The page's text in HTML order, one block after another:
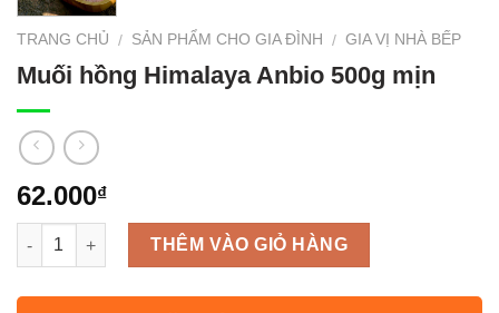
TRANG CHỦ / SẢN PHẨM CHO GIA ĐÌNH / GIA VỊ NHÀ BẾP
Muối hồng Himalaya Anbio 500g mịn
62.000₫
Số lượng THÊM VÀO GIỎ HÀNG